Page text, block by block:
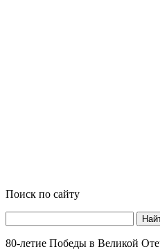
Поиск по сайту
80-летие Победы в Великой